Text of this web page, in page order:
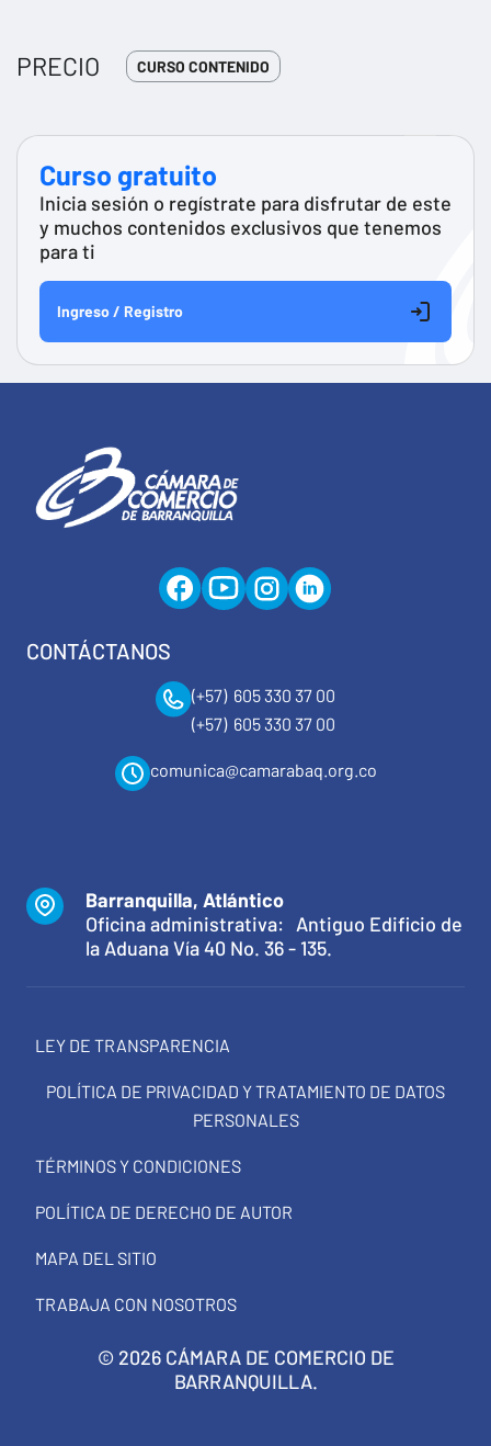
PRECIO CURSO CONTENIDO
Curso gratuito
Inicia sesión o regístrate para disfrutar de este
y muchos contenidos exclusivos que tenemos
para ti
Ingreso / Registro
CONTÁCTANOS
(+57) 605 330 37 00
(+57) 605 330 37 00
comunica@camarabaq.org.co
Barranquilla, Atlántico
Oficina administrativa: Antiguo Edificio de
la Aduana Vía 40 No. 36 - 135.
LEY DE TRANSPARENCIA
POLÍTICA DE PRIVACIDAD Y TRATAMIENTO DE DATOS
PERSONALES
TÉRMINOS Y CONDICIONES
POLÍTICA DE DERECHO DE AUTOR
MAPA DEL SITIO
TRABAJA CON NOSOTROS
© 2026 CÁMARA DE COMERCIO DE
BARRANQUILLA.